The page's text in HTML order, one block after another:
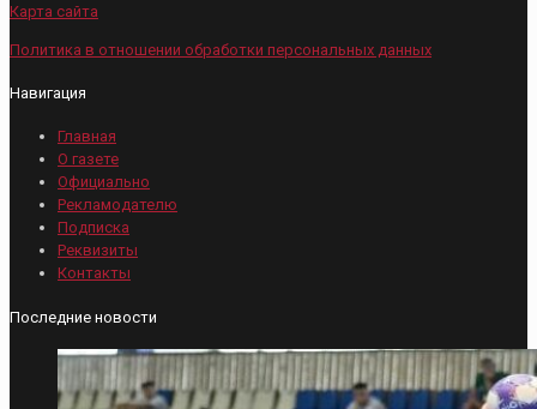
Карта сайта
Политика в отношении обработки персональных данных
Навигация
Главная
О газете
Официально
Рекламодателю
Подписка
Реквизиты
Контакты
Последние новости